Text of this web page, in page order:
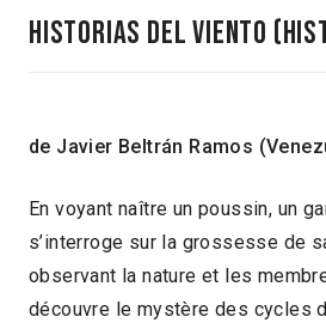
historias del viento
de Javier Beltrán Ramos
En voyant naître un poussin, un
s’interroge sur la grossesse de
observant la nature et les
découvre le mystère des cycles